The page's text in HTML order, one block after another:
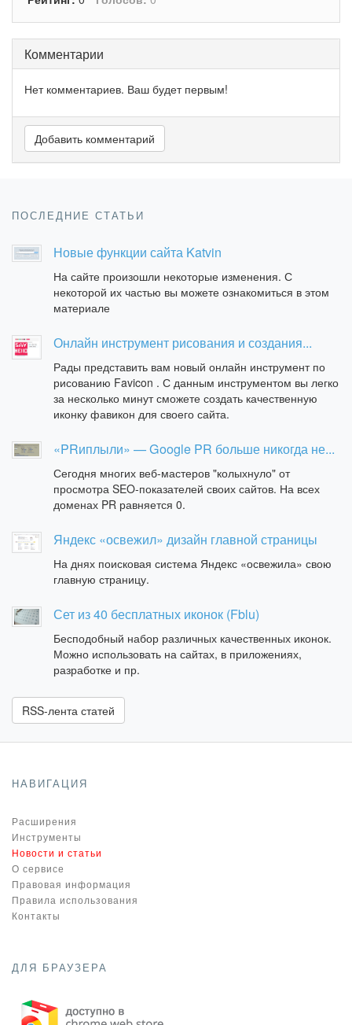
Комментарии
Нет комментариев. Ваш будет первым!
Добавить комментарий
ПОСЛЕДНИЕ СТАТЬИ
Новые функции сайта Katvin
На сайте произошли некоторые изменения. С
некоторой их частью вы можете ознакомиться в этом
материале
Онлайн инструмент рисования и создания...
Рады представить вам новый онлайн инструмент по
рисованию Favicon . С данным инструментом вы легко
за несколько минут сможете создать качественную
иконку фавикон для своего сайта.
«PRиплыли» — Google PR больше никогда не...
Сегодня многих веб-мастеров "колыхнуло" от
просмотра SEO-показателей своих сайтов. На всех
доменах PR равняется 0.
Яндекс «освежил» дизайн главной страницы
На днях поисковая система Яндекс «освежила» свою
главную страницу.
Сет из 40 бесплатных иконок (Fblu)
Бесподобный набор различных качественных иконок.
Можно использовать на сайтах, в приложениях,
разработке и пр.
RSS-лента статей
НАВИГАЦИЯ
Расширения
Инструменты
Новости и статьи
О сервисе
Правовая информация
Правила использования
Контакты
ДЛЯ БРАУЗЕРА